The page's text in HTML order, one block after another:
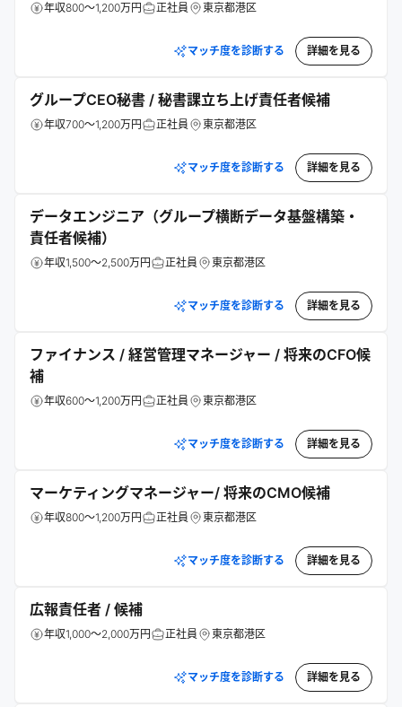
年収800～1,200万円 正社員 東京都港区
マッチ度を診断する 詳細を見る
グループCEO秘書 / 秘書課立ち上げ責任者候補
年収700～1,200万円 正社員 東京都港区
マッチ度を診断する 詳細を見る
データエンジニア（グループ横断データ基盤構築・
責任者候補）
年収1,500～2,500万円 正社員 東京都港区
マッチ度を診断する 詳細を見る
ファイナンス / 経営管理マネージャー / 将来のCFO候
補
年収600～1,200万円 正社員 東京都港区
マッチ度を診断する 詳細を見る
マーケティングマネージャー/ 将来のCMO候補
年収800～1,200万円 正社員 東京都港区
マッチ度を診断する 詳細を見る
広報責任者 / 候補
年収1,000～2,000万円 正社員 東京都港区
マッチ度を診断する 詳細を見る